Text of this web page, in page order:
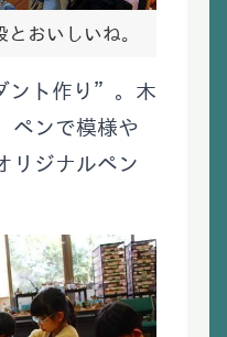
おいしいね。
ント作り”。木
ペンで模様や
リジナルペン